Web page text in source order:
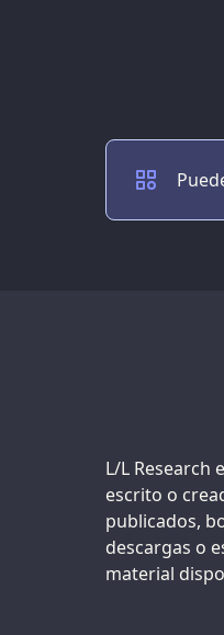
Support us:
L/L
escrito o
publicados,
descargas o
material